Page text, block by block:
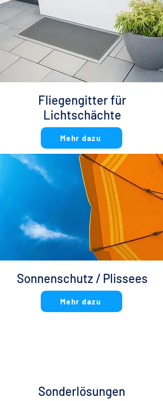
Fliegengitter für
Lichtschächte
Mehr dazu
Sonnenschutz / Plissees
Mehr dazu
Sonderlösungen